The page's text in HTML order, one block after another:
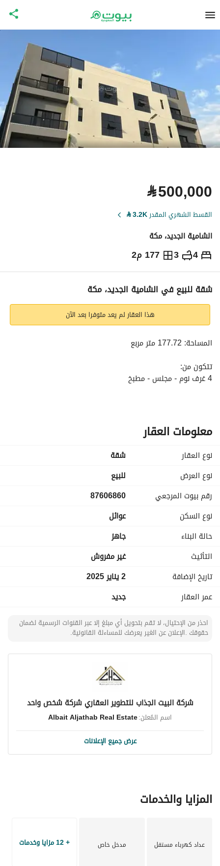
⃁500,000
القسط الشهري المقدر3.2K
⃁
الشامية الجديد، مكة
4
3 177 م2 ⃁
500,000
التفاصيل معلومات ترخيص الإعلان
شقة للبيع في الشامية الجديد، مكة
هذا العقار لم يعد متوفرا بعد الآن
المساحة: 177.72 متر مربع
تتكون من:
4 غرف نوم - مجلس - مطبخ
معلومات العقار
نوع العقار
شقة
نوع العرض
للبيع
رقم بيوت المرجعي
87606860
نوع السكن
عوائل
حالة البناء
جاهز
التأثيث
غير مفروش
تاريخ الإضافة
2 يناير 2025
عمر العقار
جديد
احذر من الإحتيال، لا تقم بتحويل أي مبلغ إلا عبر القنوات الرسمية لضمان
حقوقك .الإعلان عن الغير يعرضك للمساءلة القانونية.
شركة البيت الجذاب للتطوير العقاري شركة شخص واحد
اسم المُعلن:Albait Aljathab Real Estate
عرض جميع الإعلانات
المزايا والخدمات
عداد كهرباء مستقل مدخل خاص + 12 مزايا وخدمات